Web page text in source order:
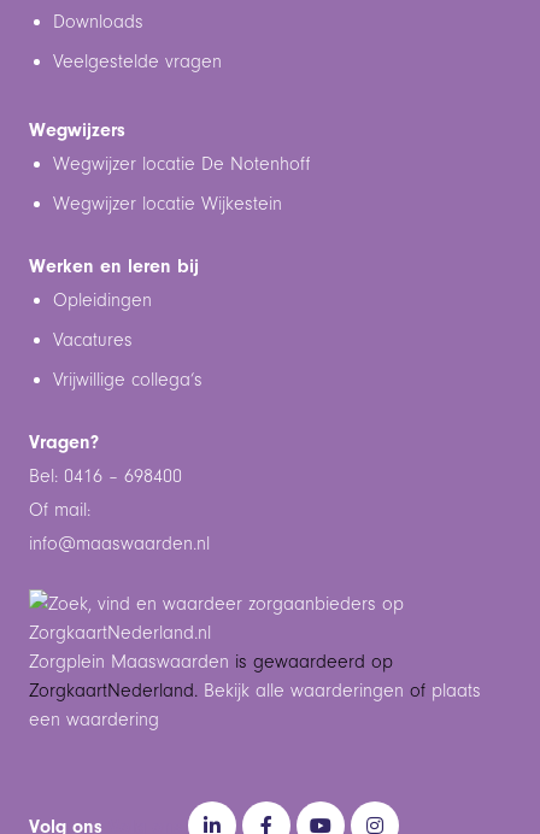
Downloads
Veelgestelde vragen
Wegwijzers
Wegwijzer locatie De Notenhoff
Wegwijzer locatie Wijkestein
Werken en leren bij
Opleidingen
Vacatures
Vrijwillige collega’s
Vragen?
Bel: 0416 – 698400
Of mail:
info@maaswaarden.nl
Zorgplein Maaswaarden is gewaardeerd op
ZorgkaartNederland. Bekijk alle waarderingen of plaats
een waardering
Volg ons